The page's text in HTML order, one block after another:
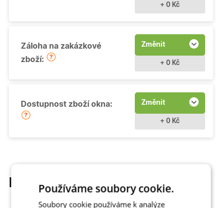
+ 0 Kč
Záloha na zakázkové
zboží:
Změnit
+ 0 Kč
Dostupnost zboží okna: Změnit
+ 0 Kč
Popis produktu
Používáme soubory cookie.
Soubory cookie používáme k analýze